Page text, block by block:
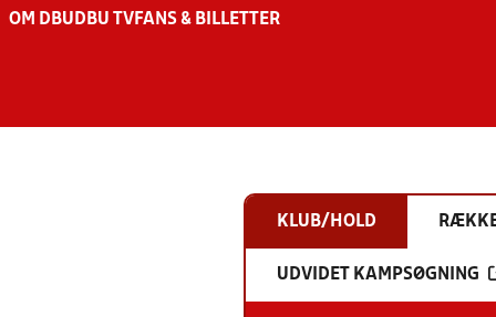
OM DBU DBU TV FANS & BILLETTER
KLUB/HOLD
UDVIDET KAMPSØGNING